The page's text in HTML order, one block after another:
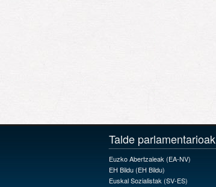
Talde parlamentarioak
Euzko Abertzaleak (EA-NV)
EH Bildu (EH Bildu)
Euskal Sozialistak (SV-ES)